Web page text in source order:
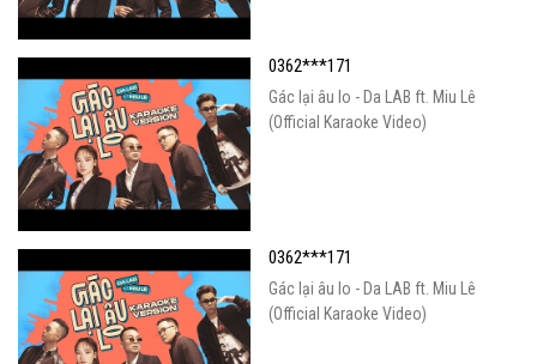
0362***171
Gác lại âu lo - Da LAB ft. Miu Lê
(Official Karaoke Video)
0362***171
Gác lại âu lo - Da LAB ft. Miu Lê
(Official Karaoke Video)